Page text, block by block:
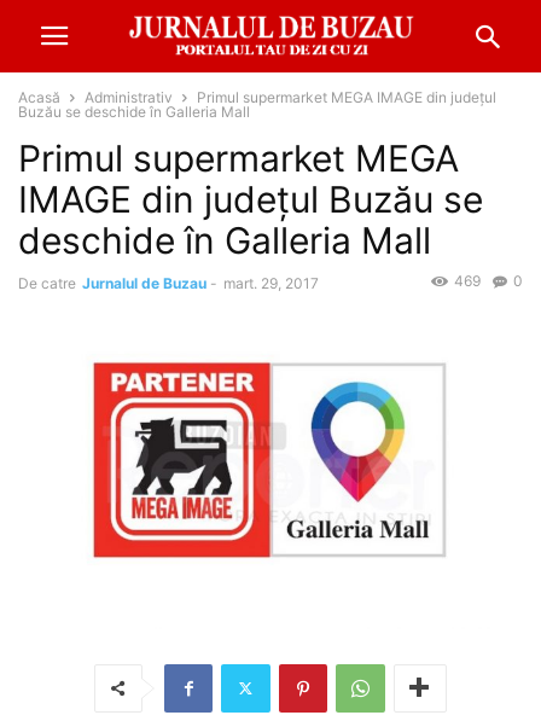
Acasă Administrativ
Primul supermarket MEGA IMAGE din județul
Buzău se deschide în Galleria Mall
Primul supermarket MEGA
IMAGE din județul Buzău se
deschide în Galleria Mall
De catre Jurnalul de Buzau - mart. 29, 2017 0
469